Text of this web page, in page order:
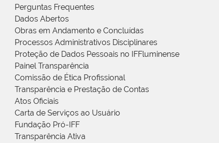
Perguntas Frequentes
Dados Abertos
Obras em Andamento e Concluídas
Processos Administrativos Disciplinares
Proteção de Dados Pessoais no IFFluminense
Painel Transparência
Comissão de Ética Profissional
Transparência e Prestação de Contas
Atos Oficiais
Carta de Serviços ao Usuário
Fundação Pró-IFF
Transparência Ativa